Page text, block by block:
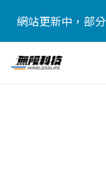
網站更新中，部